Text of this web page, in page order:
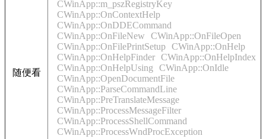
随便看
CWinApp::m_pszRegistryKey
CWinApp::OnContextHelp
CWinApp::OnDDECommand
CWinApp::OnFileNew
CWinApp::OnFileOpen
CWinApp::OnFilePrintSetup CWinApp::OnHelp
CWinApp::OnHelpFinder CWinApp::OnHelpIndex
CWinApp::OnHelpUsing
CWinApp::OnIdle
CWinApp::OpenDocumentFile
CWinApp::ParseCommandLine
CWinApp::PreTranslateMessage
CWinApp::ProcessMessageFilter
CWinApp::ProcessShellCommand
CWinApp::ProcessWndProcException